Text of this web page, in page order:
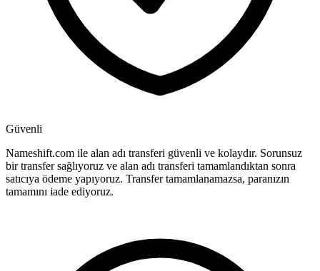
Güvenli
Nameshift.com ile alan adı transferi güvenli ve kolaydır. Sorunsuz
bir transfer sağlıyoruz ve alan adı transferi tamamlandıktan sonra
satıcıya ödeme yapıyoruz. Transfer tamamlanamazsa, paranızın
tamamını iade ediyoruz.